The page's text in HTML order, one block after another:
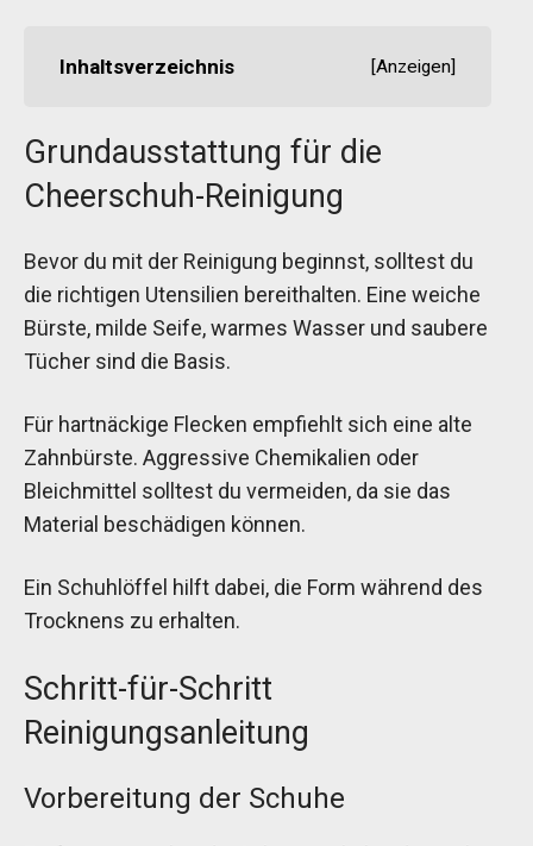
Inhaltsverzeichnis [Anzeigen]
Grundausstattung für die
Cheerschuh-Reinigung
Bevor du mit der Reinigung beginnst, solltest du
die richtigen Utensilien bereithalten. Eine weiche
Bürste, milde Seife, warmes Wasser und saubere
Tücher sind die Basis.
Für hartnäckige Flecken empfiehlt sich eine alte
Zahnbürste. Aggressive Chemikalien oder
Bleichmittel solltest du vermeiden, da sie das
Material beschädigen können.
Ein Schuhlöffel hilft dabei, die Form während des
Trocknens zu erhalten.
Schritt-für-Schritt
Reinigungsanleitung
Vorbereitung der Schuhe